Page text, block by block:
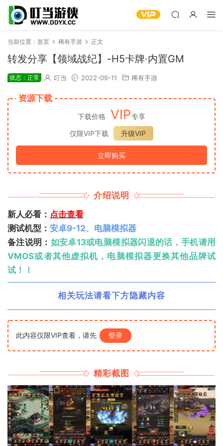
当前位置： 首页 稀有手游 正文
转发分享【领域战纪】-H5卡牌·内置GM
状态：正常 叮当 2022-09-11 稀有手游
资源下载
下载价格 VIP专享
仅限VIP下载
升级VIP
立即购买
介绍说明
新人必看： 点击查看
测试机型： 安卓9-12、电脑模拟器
备注说明： 如安卓13或电脑模拟器闪退的话，手机请用
VMOS或者其他虚拟机，电脑模拟器更换其他品牌试
试！！
相关玩法请看下方隐藏内容
此内容仅限VIP查看，请先 登录
精彩截图